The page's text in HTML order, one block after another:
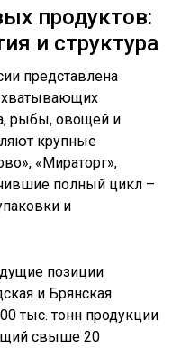
продуктов:
и структура
представлена
рыбы, овощей и
крупные
«Мираторг»,
полный цикл –
и
позиции
и Брянская
тыс. тонн продукции
свыше 20